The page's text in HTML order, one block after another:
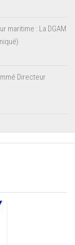
maritime : La DGAM
Directeur